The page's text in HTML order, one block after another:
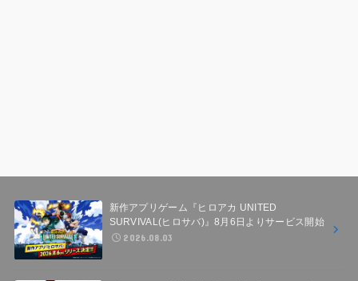
新作アプリゲーム『ヒロアカ UNITED
SURVIVAL(ヒロサバ)』8月6日よりサービス開始
2026.08.03